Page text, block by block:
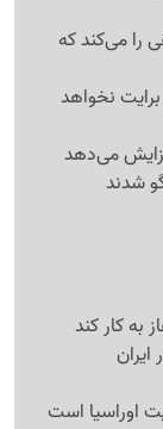
را می‌کند که
نخواهد
به کار کند
اوراسیا است